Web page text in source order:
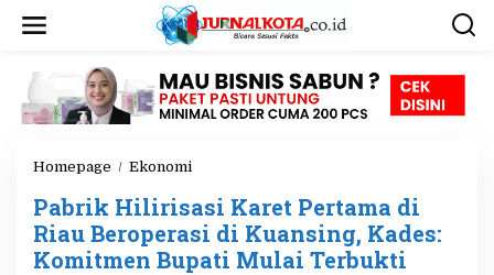
Homepage / Ekonomi
b
i
k
Pabrik Hilirisasi Karet Pertama di
Riau Beroperasi di Kuansing, Kades:
Komitmen Bupati Mulai Terbukti